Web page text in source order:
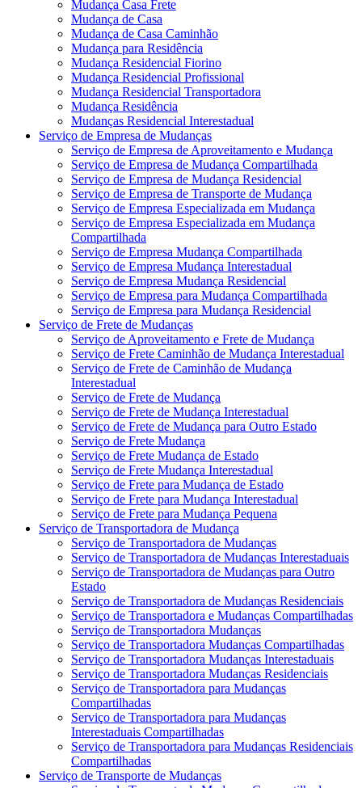
Mudança Casa Frete
Mudança de Casa
Mudança de Casa Caminhão
Mudança para Residência
Mudança Residencial Fiorino
Mudança Residencial Profissional
Mudança Residencial Transportadora
Mudança Residência
Mudanças Residencial Interestadual
Serviço de Empresa de Mudanças
Serviço de Empresa de Aproveitamento e Mudança
Serviço de Empresa de Mudança Compartilhada
Serviço de Empresa de Mudança Residencial
Serviço de Empresa de Transporte de Mudança
Serviço de Empresa Especializada em Mudança
Serviço de Empresa Especializada em Mudança
Compartilhada
Serviço de Empresa Mudança Compartilhada
Serviço de Empresa Mudança Interestadual
Serviço de Empresa Mudança Residencial
Serviço de Empresa para Mudança Compartilhada
Serviço de Empresa para Mudança Residencial
Serviço de Frete de Mudanças
Serviço de Aproveitamento e Frete de Mudança
Serviço de Frete Caminhão de Mudança Interestadual
Serviço de Frete de Caminhão de Mudança
Interestadual
Serviço de Frete de Mudança
Serviço de Frete de Mudança Interestadual
Serviço de Frete de Mudança para Outro Estado
Serviço de Frete Mudança
Serviço de Frete Mudança de Estado
Serviço de Frete Mudança Interestadual
Serviço de Frete para Mudança de Estado
Serviço de Frete para Mudança Interestadual
Serviço de Frete para Mudança Pequena
Serviço de Transportadora de Mudança
Serviço de Transportadora de Mudanças
Serviço de Transportadora de Mudanças Interestaduais
Serviço de Transportadora de Mudanças para Outro
Estado
Serviço de Transportadora de Mudanças Residenciais
Serviço de Transportadora e Mudanças Compartilhadas
Serviço de Transportadora Mudanças
Serviço de Transportadora Mudanças Compartilhadas
Serviço de Transportadora Mudanças Interestaduais
Serviço de Transportadora Mudanças Residenciais
Serviço de Transportadora para Mudanças
Compartilhadas
Serviço de Transportadora para Mudanças
Interestaduais Compartilhadas
Serviço de Transportadora para Mudanças Residenciais
Compartilhadas
Serviço de Transporte de Mudanças